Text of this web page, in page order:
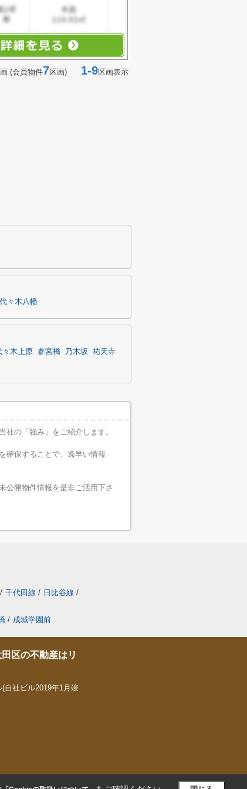
(会員物件7区画) 1-9区画表示
代々木八幡
々木上原 参宮橋 乃木坂
祐天寺
の「強み」をご紹介します。
確保することで、逸早い情報
公開物件情報を是非ご活用下さ
/ 千代田線 / 日比谷線 /
/ 成城学園前
区の不動産はリ
自社ビル2019年1月竣